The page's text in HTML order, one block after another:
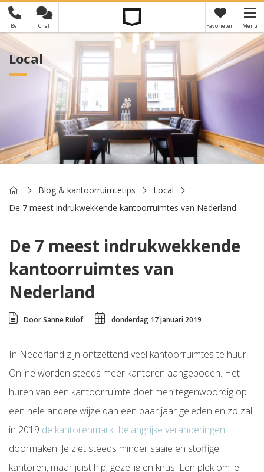
Bel Chat Favorieten Menu
Je hebt nog geen favorieten ×
Local
HomeBlog & kantoorruimtetips
Local
De 7 meest indrukwekkende kantoorruimtes van Nederland
De 7 meest indrukwekkende
kantoorruimtes van
Nederland
Door Sanne Rulof donderdag 17 januari 2019
In Nederland zijn ontzettend veel kantoorruimtes te huur.
Online worden steeds meer kantoren aangeboden. Het
huren van een kantoorruimte doet men tegenwoordig op
een hele andere wijze dan een paar jaar geleden en zo zal
in 2019 de kantorenmarkt belangrijke veranderingen
doormaken. Je ziet steeds minder saaie en stoffige
kantoren, maar juist hip, gezellig en knus. Een plek om je